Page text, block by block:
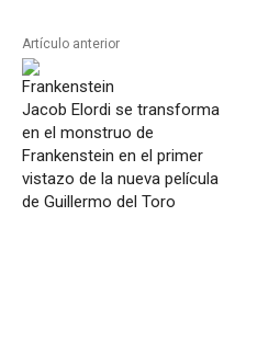
Artículo anterior
Jacob Elordi se transforma
en el monstruo de
Frankenstein en el primer
vistazo de la nueva película
de Guillermo del Toro